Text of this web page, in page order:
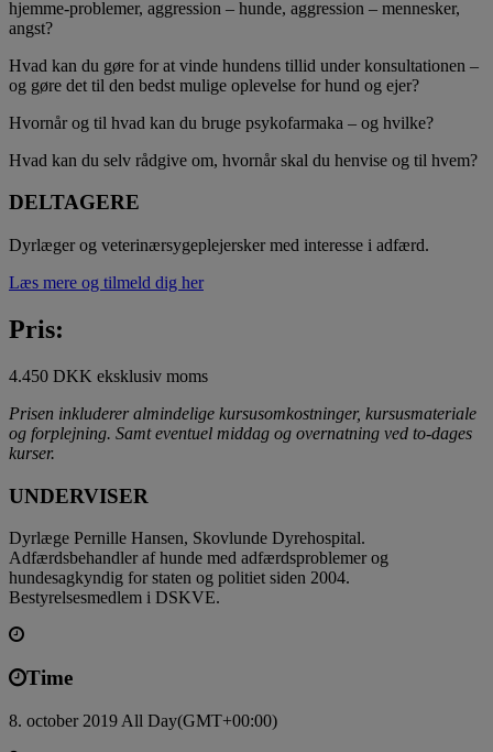
hjemme-problemer, aggression – hunde, aggression – mennesker,
angst?
Hvad kan du gøre for at vinde hundens tillid under konsultationen –
og gøre det til den bedst mulige oplevelse for hund og ejer?
Hvornår og til hvad kan du bruge psykofarmaka – og hvilke?
Hvad kan du selv rådgive om, hvornår skal du henvise og til hvem?
DELTAGERE
Dyrlæger og veterinærsygeplejersker med interesse i adfærd.
Læs mere og tilmeld dig her
Pris:
4.450 DKK eksklusiv moms
Prisen inkluderer almindelige kursusomkostninger, kursusmateriale
og forplejning. Samt eventuel middag og overnatning ved to-dages
kurser.
UNDERVISER
Dyrlæge Pernille Hansen, Skovlunde Dyrehospital.
Adfærdsbehandler af hunde med adfærdsproblemer og
hundesagkyndig for staten og politiet siden 2004.
Bestyrelsesmedlem i DSKVE.
Time
8. october 2019 All Day(GMT+00:00)